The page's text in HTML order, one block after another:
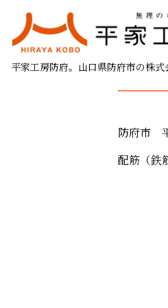
平家工房防府。山口県防府市の株
防
防府市
配筋（鉄